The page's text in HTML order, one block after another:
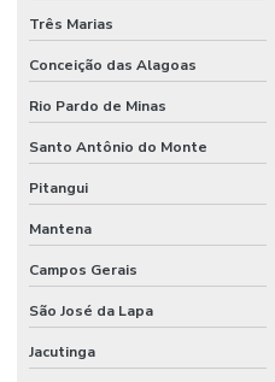
Três Marias
Conceição das Alagoas
Rio Pardo de Minas
Santo Antônio do Monte
Pitangui
Mantena
Campos Gerais
São José da Lapa
Jacutinga